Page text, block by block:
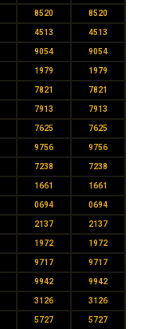
8520 8520
4513 4513
9054 9054
1979 1979
7821 7821
7913 7913
7625 7625
9756 9756
7238 7238
1661 1661
0694 0694
2137 2137
1972 1972
9717 9717
9942 9942
3126 3126
5727 5727